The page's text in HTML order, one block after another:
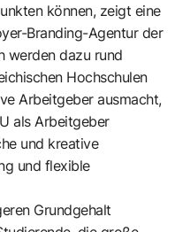
können, zeigt eine
Branding-Agentur der
werden dazu rund
Hochschulen
Arbeitgeber ausmacht,
als Arbeitgeber
und kreative
und flexible
Grundgehalt